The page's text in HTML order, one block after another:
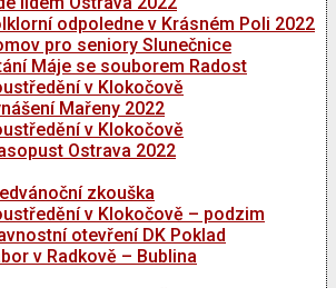
odpoledne v Krásném Poli 2022
pro seniory Slunečnice
Máje se souborem Radost
v Klokočově
Mařeny 2022
v Klokočově
Ostrava 2022
zkouška
v Klokočově – podzim
otevření DK Poklad
v Radkově – Bublina